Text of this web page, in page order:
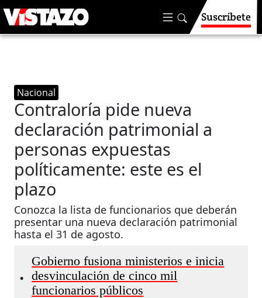
Suscríbete
Nacional
Contraloría pide nueva
declaración patrimonial a
personas expuestas
políticamente: este es el
plazo
Conozca la lista de funcionarios que deberán
presentar una nueva declaración patrimonial
hasta el 31 de agosto.
•
Gobierno fusiona ministerios e inicia
desvinculación de cinco mil
funcionarios públicos